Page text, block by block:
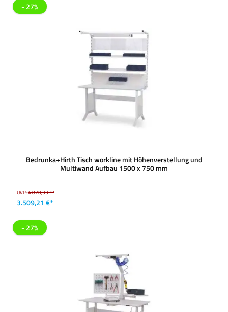
- 27%
Bedrunka+Hirth Tisch workline mit Höhenverstellung und
Multiwand Aufbau 1500 x 750 mm
UVP:4.820,33 €*
3.509,21 €*
- 27%